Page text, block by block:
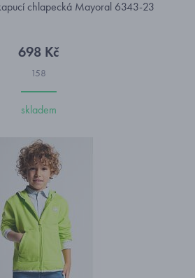
chlapecká Mayoral 6343-23
698 Kč
158
skladem